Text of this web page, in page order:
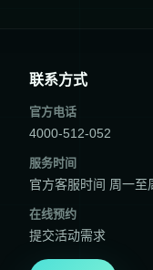
联系方式
官方电话
4000-512-052
服务时间
官方客服时间 周一
在线预约
提交活动需求